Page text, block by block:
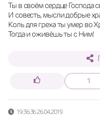
Ты в своём сердце Господа
И совесть, мысли добрые
Коль для греха ты умер во
Тогда и оживёшь ты с Ним!
1
19:36:36 26.04.2019